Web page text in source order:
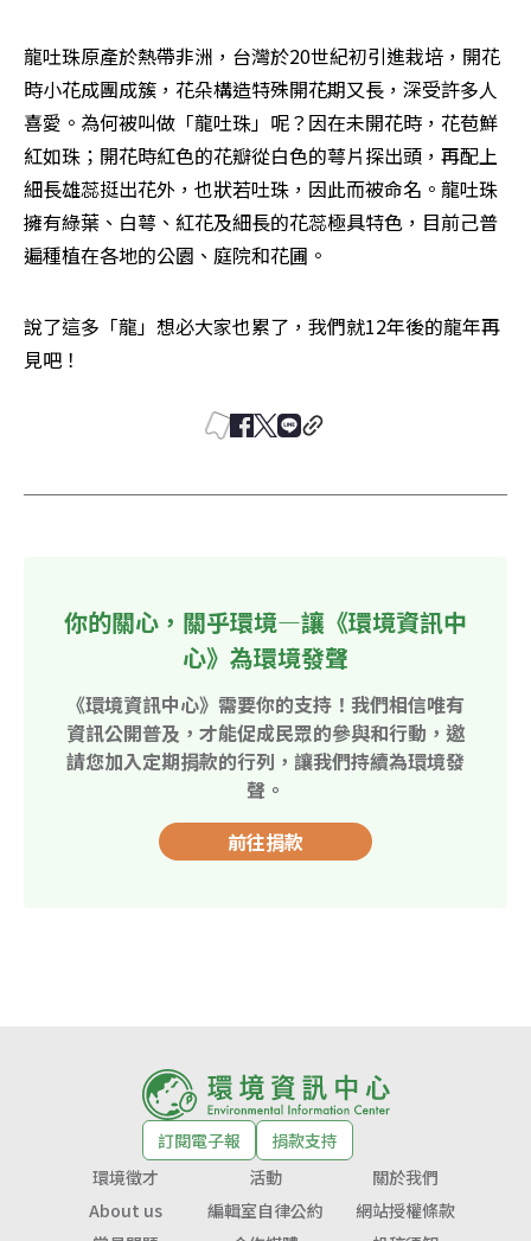
龍吐珠原產於熱帶非洲，台灣於20世紀初引進栽培，開花
時小花成團成簇，花朵構造特殊開花期又長，深受許多人
喜愛。為何被叫做「龍吐珠」呢？因在未開花時，花苞鮮
紅如珠；開花時紅色的花瓣從白色的萼片探出頭，再配上
細長雄蕊挺出花外，也狀若吐珠，因此而被命名。龍吐珠
擁有綠葉、白萼、紅花及細長的花蕊極具特色，目前己普
遍種植在各地的公園、庭院和花圃。
說了這多「龍」想必大家也累了，我們就12年後的龍年再
見吧！
你的關心，關乎環境—讓《環境資訊中
心》為環境發聲
《環境資訊中心》需要你的支持！我們相信唯有
資訊公開普及，才能促成民眾的參與和行動，邀
請您加入定期捐款的行列，讓我們持續為環境發
聲。
前往捐款
訂閱電子報
捐款支持
環境徵才
活動
關於我們
About us
編輯室自律公約
網站授權條款